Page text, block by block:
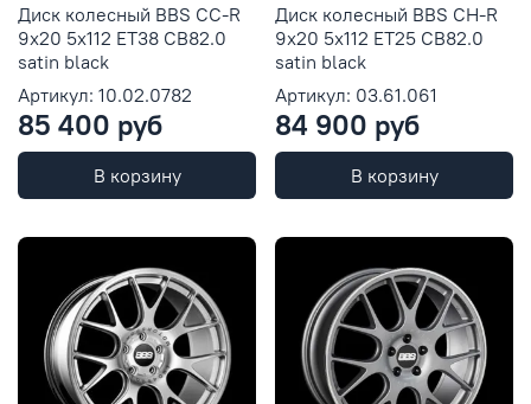
Диск колесный BBS CC-R
9x20 5x112 ET38 CB82.0
satin black
Артикул: 10.02.0782
85 400 руб
В корзину
Диск колесный BBS CH-R
9x20 5x112 ET25 CB82.0
satin black
Артикул: 03.61.061
84 900 руб
В корзину